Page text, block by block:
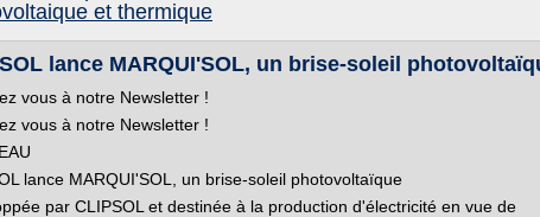
et thermique
lance MARQUI'SOL, un brise-soleil
vous à notre Newsletter !
vous à notre Newsletter !
lance MARQUI'SOL, un brise-soleil photovoltaïque
par CLIPSOL et destinée à la production d'électricité en vue de